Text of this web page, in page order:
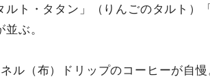
ルト・タタン」（りんごのタルト）
並ぶ。
ル（布）ドリップのコーヒーが自